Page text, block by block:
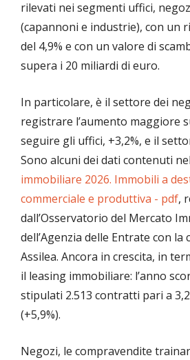
rilevati nei segmenti uffici,
(capannoni e industrie), con un
del 4,9% e con un valore di
supera i 20 miliardi di euro.
In particolare, è il settore dei
registrare l’aumento maggiore
seguire gli uffici, +3,2%, e il
Sono alcuni dei dati contenuti nel
immobiliare 2026. Immobili a
commerciale e produttiva - pdf,
dall’Osservatorio del Mercato
dell’Agenzia delle Entrate con la
Assilea. Ancora in crescita, in
il leasing immobiliare: l’anno
stipulati 2.513 contratti pari a
(+5,9%).
Negozi, le compravendite